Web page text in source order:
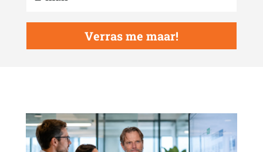
Verras me maar!